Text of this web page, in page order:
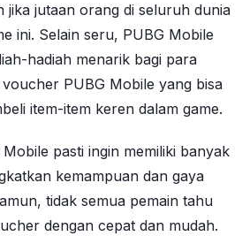
jika jutaan orang di seluruh dunia
ini. Selain seru, PUBG Mobile
hadiah menarik bagi para
PUBG Mobile yang bisa
item-item keren dalam game.
pasti ingin memiliki banyak
kemampuan dan gaya
tidak semua pemain tahu
dengan cepat dan mudah.